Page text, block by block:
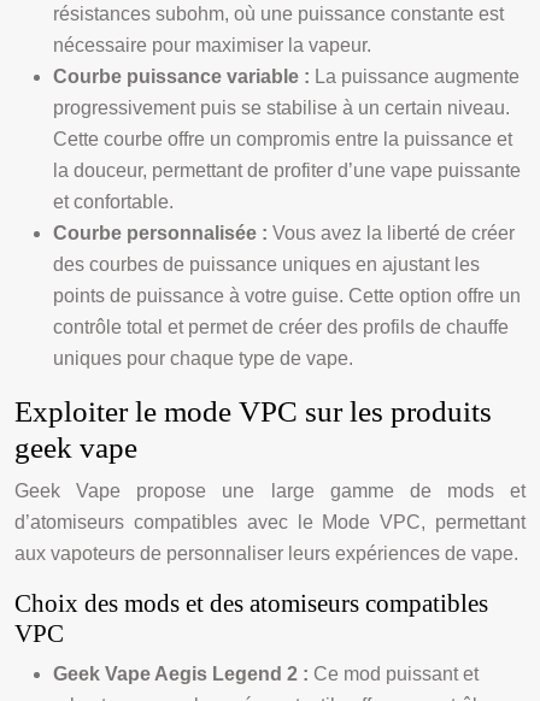
résistances subohm, où une puissance constante est
nécessaire pour maximiser la vapeur.
Courbe puissance variable : La puissance augmente
progressivement puis se stabilise à un certain niveau.
Cette courbe offre un compromis entre la puissance et
la douceur, permettant de profiter d’une vape puissante
et confortable.
Courbe personnalisée : Vous avez la liberté de créer
des courbes de puissance uniques en ajustant les
points de puissance à votre guise. Cette option offre un
contrôle total et permet de créer des profils de chauffe
uniques pour chaque type de vape.
Exploiter le mode VPC sur les produits
geek vape
Geek Vape propose une large gamme de mods et
d’atomiseurs compatibles avec le Mode VPC, permettant
aux vapoteurs de personnaliser leurs expériences de vape.
Choix des mods et des atomiseurs compatibles
VPC
Geek Vape Aegis Legend 2 : Ce mod puissant et